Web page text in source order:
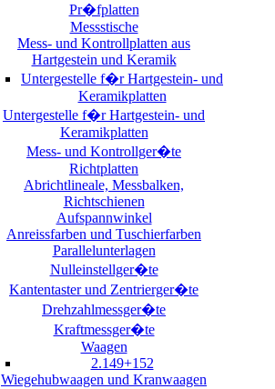
Pr�fplatten
Messstische
Mess- und Kontrollplatten aus
Hartgestein und Keramik
Untergestelle f�r Hartgestein- und
Keramikplatten
Untergestelle f�r Hartgestein- und
Keramikplatten
Mess- und Kontrollger�te
Richtplatten
Abrichtlineale, Messbalken,
Richtschienen
Aufspannwinkel
Anreissfarben und Tuschierfarben
Parallelunterlagen
Nulleinstellger�te
Kantentaster und Zentrierger�te
Drehzahlmessger�te
Kraftmessger�te
Waagen
2.149+152
Wiegehubwaagen und Kranwaagen